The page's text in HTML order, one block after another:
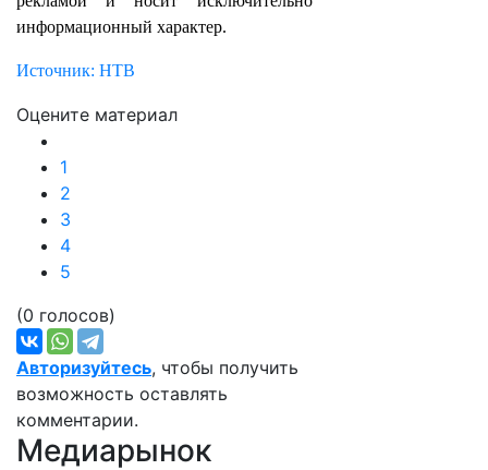
информационный характер.
Источник: НТВ
Оцените материал
1
2
3
4
5
(0 голосов)
Авторизуйтесь, чтобы получить
возможность оставлять
комментарии.
Медиарынок